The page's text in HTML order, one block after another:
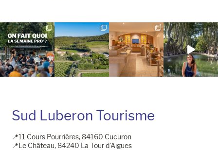
InstagramFacebook
Sud Luberon Tourisme
📍11 Cours Pourrières, 84160 Cucuron
📍Le Château, 84240 La Tour d'Aigues